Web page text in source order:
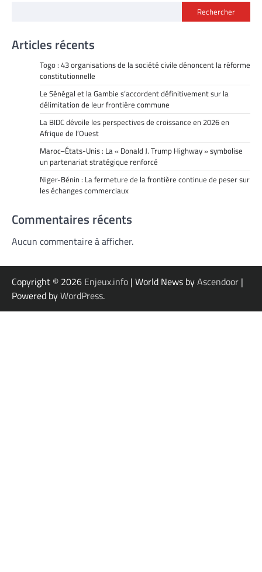
Rechercher
Articles récents
Togo : 43 organisations de la société civile dénoncent la réforme
constitutionnelle
Le Sénégal et la Gambie s’accordent définitivement sur la
délimitation de leur frontière commune
La BIDC dévoile les perspectives de croissance en 2026 en
Afrique de l’Ouest
Maroc–États-Unis : La « Donald J. Trump Highway » symbolise
un partenariat stratégique renforcé
Niger-Bénin : La fermeture de la frontière continue de peser sur
les échanges commerciaux
Commentaires récents
Aucun commentaire à afficher.
Copyright © 2026 Enjeux.info | World News byAscendoor |
Powered byWordPress.